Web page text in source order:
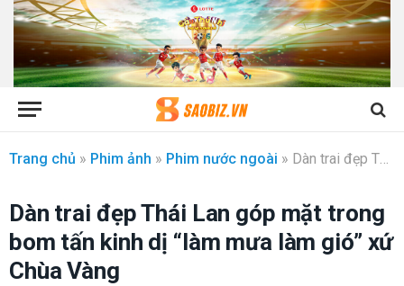
Trang chủ » Phim ảnh » Phim nước ngoài » Dàn trai đẹp Thái Lan góp mặt trong bom tấn kinh dị “làm mưa làm gió” xứ Chùa Vàng
Dàn trai đẹp Thái Lan góp mặt trong
bom tấn kinh dị “làm mưa làm gió” xứ
Chùa Vàng